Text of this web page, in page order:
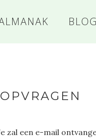
BLOG
zal een e-mail